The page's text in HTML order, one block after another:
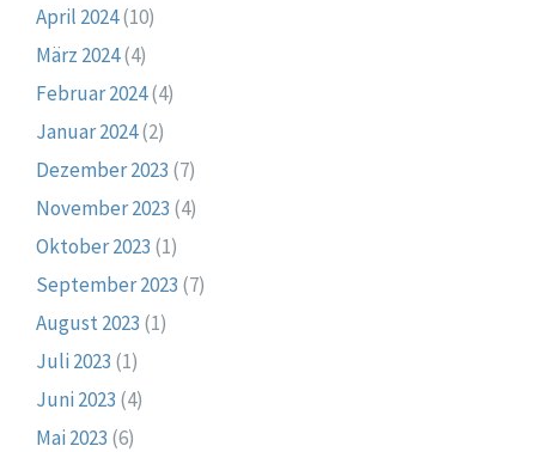
April 2024(10)
März 2024(4)
Februar 2024(4)
Januar 2024(2)
Dezember 2023 (7)
November 2023 (4)
Oktober 2023 (1)
September 2023 (7)
August 2023 (1)
Juli 2023 (1)
Juni 2023 (4)
Mai 2023 (6)